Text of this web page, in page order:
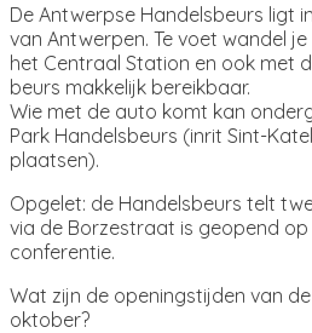
De Antwerpse Handelsbeurs ligt
van Antwerpen. Te voet wandel
het Centraal Station en ook met
beurs makkelijk bereikbaar.
Wie met de auto komt kan
Park Handelsbeurs (inrit Sint-
plaatsen).
Opgelet: de Handelsbeurs telt
via de Borzestraat is geopend
conferentie.
Wat zijn de openingstijden van
oktober?